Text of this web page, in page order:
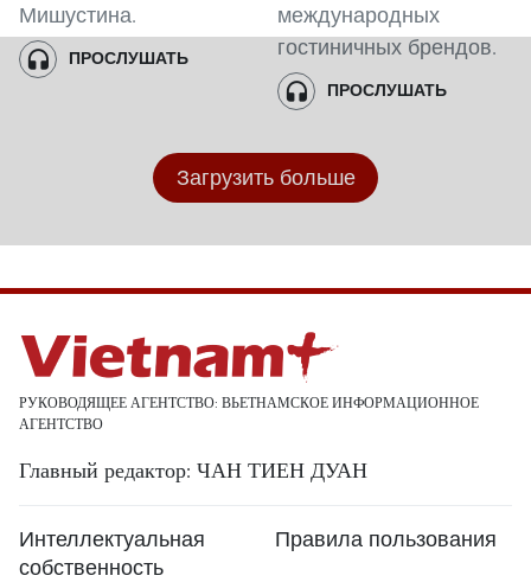
Мишустина.
ПРОСЛУШАТЬ
международных
гостиничных брендов.
ПРОСЛУШАТЬ
Загрузить больше
РУКОВОДЯЩЕЕ АГЕНТСТВО: ВЬЕТНАМСКОЕ ИНФОРМАЦИОННОЕ
АГЕНТСТВО
Главный редактор: ЧАН ТИЕН ДУАН
Интеллектуальная
собственность
Правила пользования